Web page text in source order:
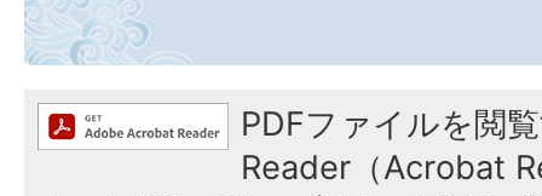
PDFファイルを閲
Reader（Acrobat